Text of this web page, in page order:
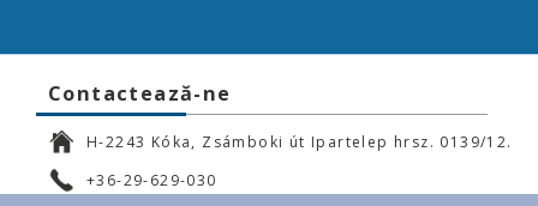
Contactează-ne
H-2243 Kóka, Zsámboki út Ipartelep hrsz. 0139/12.
+36-29-629-030